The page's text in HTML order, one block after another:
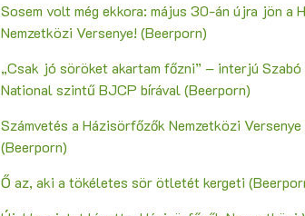
Sosem volt még ekkora: május 30-án újra jön a
Nemzetközi Versenye! (Beerporn)
„Csak jó söröket akartam főzni” – interjú
National szintű BJCP bírával (Beerporn)
Számvetés a Házisörfőzők Nemzetközi Versenye
(Beerporn)
Ő az, aki a tökéletes sör ötletét kergeti